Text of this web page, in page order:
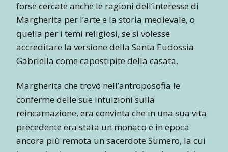
forse cercate anche le ragioni dell’interesse di
Margherita per l’arte e la storia medievale, o
quella per i temi religiosi, se si volesse
accreditare la versione della Santa Eudossia
Gabriella come capostipite della casata.
Margherita che trovò nell’antroposofia le
conferme delle sue intuizioni sulla
reincarnazione, era convinta che in una sua vita
precedente era stata un monaco e in epoca
ancora più remota un sacerdote Sumero, la cui